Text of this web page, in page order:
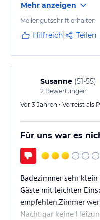
Mehr anzeigen
Meilengutschrift erhalten
Hilfreich Teilen
Susanne (51-55)
2 Bewertungen
Vor 3 Jahren • Verreist als
Für uns war es
Badezimmer sehr
Gäste mit leichten
empfehlen.Zimmer
Nacht gar keine